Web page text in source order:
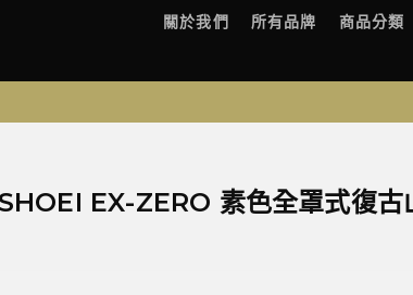
關於我們 所有品牌 商品分類
EX-ZERO 素色全罩式復古